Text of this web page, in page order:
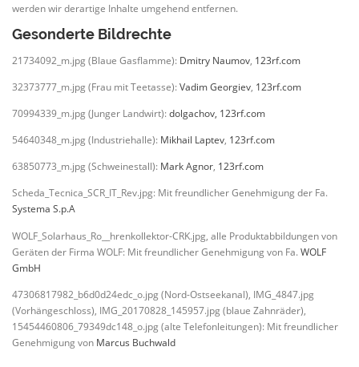
werden wir derartige Inhalte umgehend entfernen.
Gesonderte Bildrechte
21734092_m.jpg (Blaue Gasflamme): Dmitry Naumov, 123rf.com
32373777_m.jpg (Frau mit Teetasse):Vadim Georgiev, 123rf.com
70994339_m.jpg (Junger Landwirt):dolgachov, 123rf.com
54640348_m.jpg (Industriehalle): Mikhail Laptev, 123rf.com
63850773_m.jpg (Schweinestall): Mark Agnor, 123rf.com
Scheda_Tecnica_SCR_IT_Rev.jpg: Mit freundlicher Genehmigung der Fa.
Systema S.p.A
WOLF_Solarhaus_Ro__hrenkollektor-CRK.jpg, alle Produktabbildungen von
Geräten der Firma WOLF: Mit freundlicher Genehmigung von Fa. WOLF
GmbH
47306817982_b6d0d24edc_o.jpg (Nord-Ostseekanal), IMG_4847.jpg
(Vorhängeschloss), IMG_20170828_145957.jpg (blaue Zahnräder),
15454460806_79349dc148_o.jpg (alte Telefonleitungen): Mit freundlicher
Genehmigung von Marcus Buchwald